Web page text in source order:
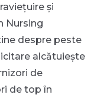
și
Nursing
despre peste
alcătuiește
de
de top în